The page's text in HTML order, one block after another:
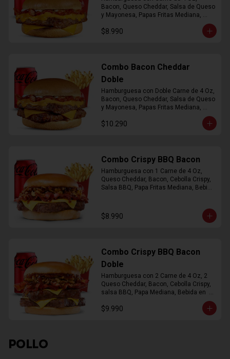
Bacon, Queso Cheddar, Salsa de Queso
y Mayonesa, Papas Fritas Mediana,
$8.990
Combo Bacon Cheddar
Doble
Hamburguesa con Doble Carne de 4 Oz,
Bacon, Queso Cheddar, Salsa de Queso
y Mayonesa, Papas Fritas Mediana,
$10.290
Combo Crispy BBQ Bacon
Hamburguesa con 1 Carne de 4 Oz,
Queso Cheddar, Bacon, Cebolla Crispy,
Salsa BBQ, Papa Fritas Mediana, Bebida
$8.990
Combo Crispy BBQ Bacon
Doble
Hamburguesa con 2 Carne de 4 Oz, 2
Queso Cheddar, Bacon, Cebolla Crispy,
salsa BBQ, Papa Mediana, Bebida en
$9.990
POLLO